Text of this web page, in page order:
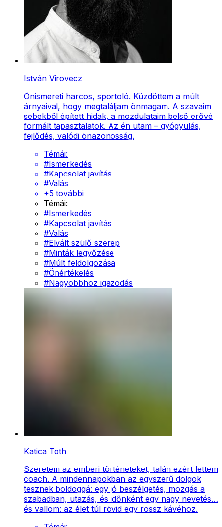
István Virovecz
Önismereti harcos, sportoló. Küzdöttem a múlt
árnyaival, hogy megtaláljam önmagam. A szavaim
sebekből épített hidak, a mozdulataim belső erővé
formált tapasztalatok. Az én utam – gyógyulás,
fejlődés, valódi önazonosság.
Témái:
#Ismerkedés
#Kapcsolat javítás
#Válás
+5 további
Témái:
#Ismerkedés
#Kapcsolat javítás
#Válás
#Elvált szülő szerep
#Minták legyőzése
#Múlt feldolgozása
#Önértékelés
#Nagyobbhoz igazodás
Katica Toth
Szeretem az emberi történeteket, talán ezért lettem
coach. A mindennapokban az egyszerű dolgok
tesznek boldoggá: egy jó beszélgetés, mozgás a
szabadban, utazás, és időnként egy nagy nevetés…
és vallom: az élet túl rövid egy rossz kávéhoz.